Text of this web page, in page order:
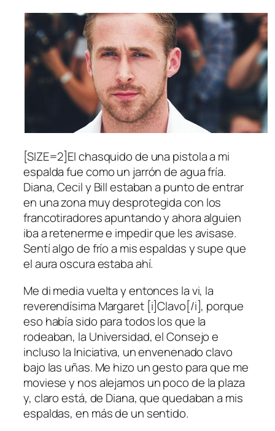
[SIZE=2]El chasquido de una pistola a mi
espalda fue como un jarrón de agua fría.
Diana, Cecil y Bill estaban a punto de entrar
en una zona muy desprotegida con los
francotiradores apuntando y ahora alguien
iba a retenerme e impedir que les avisase.
Sentí algo de frío a mis espaldas y supe que
el aura oscura estaba ahí.
Me di media vuelta y entonces la vi, la
reverendísima Margaret [i]Clavo[/i], porque
eso había sido para todos los que la
rodeaban, la Universidad, el Consejo e
incluso la Iniciativa, un envenenado clavo
bajo las uñas. Me hizo un gesto para que me
moviese y nos alejamos un poco de la plaza
y, claro está, de Diana, que quedaban a mis
espaldas, en más de un sentido.